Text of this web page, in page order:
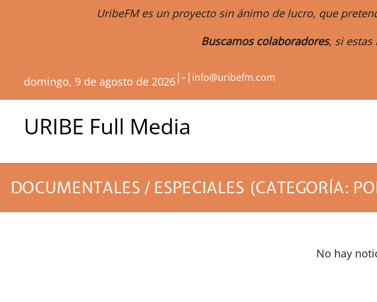
UribeFM es un proyecto sin ánimo de lucro, que
Buscamos colaboradores, si estas
domingo, 9 de agosto de 2026|–| info@uribefm.com
URIBE Full Media
DOCUMENTALES / ESPECIALES (CATEGORÍA:
No hay